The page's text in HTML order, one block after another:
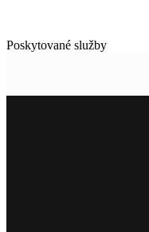
Poskytované služby